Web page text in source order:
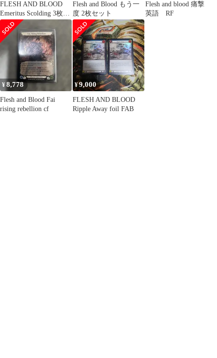
FLESH AND BLOOD
Emeritus Scolding 3枚
FAB
Flesh and Blood もう一
度 2枚セット
Flesh and blood 痛撃
英語 RF
¥8,778
Flesh and Blood Fai
rising rebellion cf
¥9,000
FLESH AND BLOOD
Ripple Away foil FAB